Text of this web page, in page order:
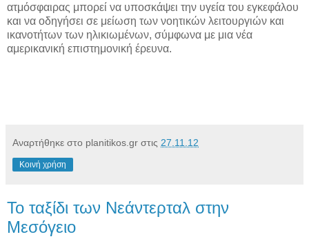
ατμόσφαιρας μπορεί να υποσκάψει την υγεία του εγκεφάλου
και να οδηγήσει σε μείωση των νοητικών λειτουργιών και
ικανοτήτων των ηλικιωμένων, σύμφωνα με μια νέα
αμερικανική επιστημονική έρευνα.
Αναρτήθηκε στο planitikos.gr στις 27.11.12
Κοινή χρήση
Το ταξίδι των Νεάντερταλ στην
Μεσόγειο